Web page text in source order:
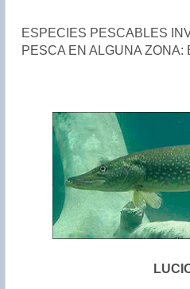
ESPECIES PESCABLES
PESCA EN ALGUNA